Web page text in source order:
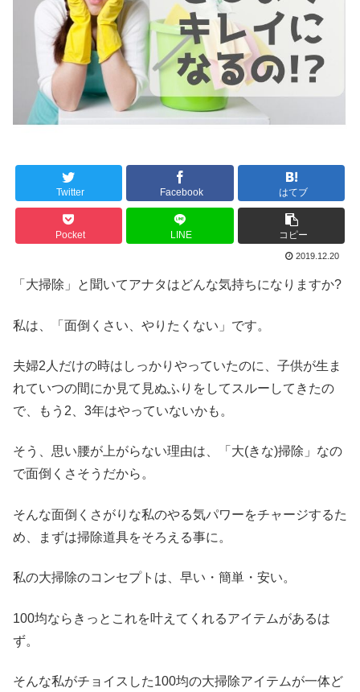
Twitter Facebook はてブ
Pocket LINE コピー
2019.12.20
「大掃除」と聞いてアナタはどんな気持ちになりますか?
私は、「面倒くさい、やりたくない」です。
夫婦2人だけの時はしっかりやっていたのに、子供が生ま
れていつの間にか見て見ぬふりをしてスルーしてきたの
で、もう2、3年はやっていないかも。
そう、思い腰が上がらない理由は、「大(きな)掃除」なの
で面倒くさそうだから。
そんな面倒くさがりな私のやる気パワーをチャージするた
め、まずは掃除道具をそろえる事に。
私の大掃除のコンセプトは、早い・簡単・安い。
100均ならきっとこれを叶えてくれるアイテムがあるは
ず。
そんな私がチョイスした100均の大掃除アイテムが一体ど